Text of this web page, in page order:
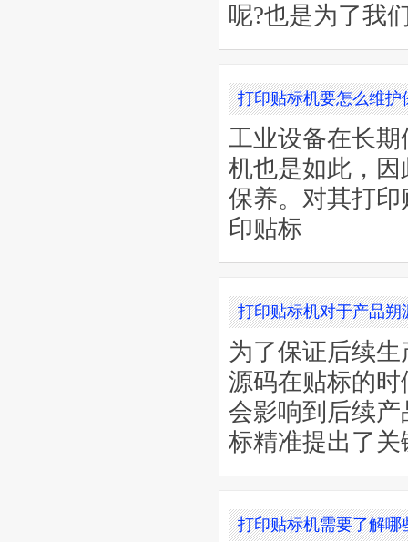
呢?也是为了我
打印贴标机要怎么维护
工业设备在长
机也是如此，
保养。对其打
印贴标
打印贴标机对于产品朔
为了保证后续
源码在贴标的
会影响到后续
标精准提出了
打印贴标机需要了解哪